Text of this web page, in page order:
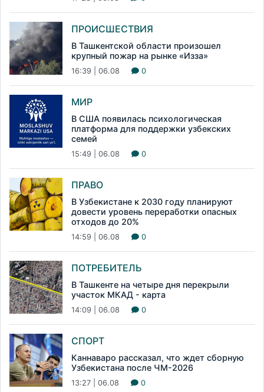
ПРОИСШЕСТВИЯ
В Ташкентской области произошел
крупный пожар на рынке «Изза»
16:39 | 06.08 0
МИР
В США появилась психологическая
платформа для поддержки узбекских
семей
15:49 | 06.08 0
ПРАВО
В Узбекистане к 2030 году планируют
довести уровень переработки опасных
отходов до 20%
14:59 | 06.08 0
ПОТРЕБИТЕЛЬ
В Ташкенте на четыре дня перекрыли
участок МКАД - карта
14:09 | 06.08 0
СПОРТ
Каннаваро рассказал, что ждет сборную
Узбекистана после ЧМ-2026
13:27 | 06.08 0